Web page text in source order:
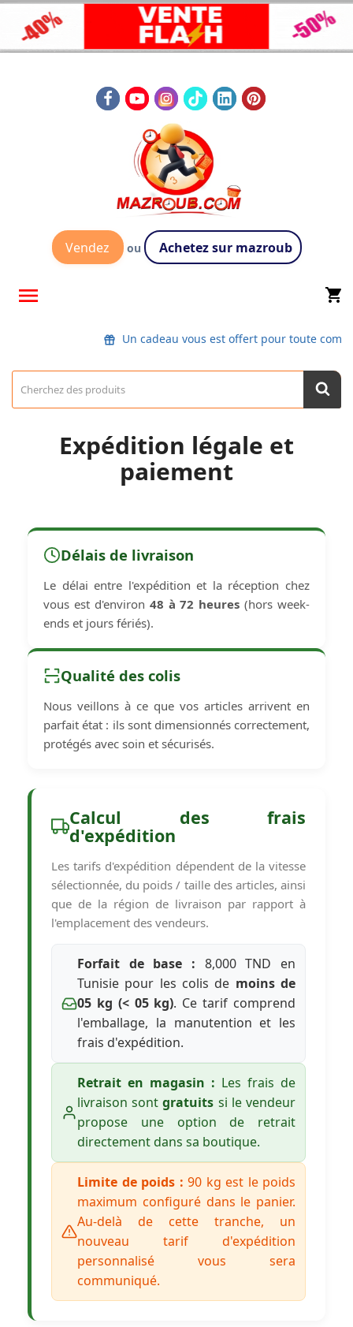
Vendez ou Achetez sur mazroub
 shopping_cart
Un cadeau vous est offert pour toute
Expédition légale et
paiement
Délais de livraison
Le délai entre l'expédition et la réception chez
vous est d'environ 48 à 72 heures (hors week-
ends et jours fériés).
Qualité des colis
Nous veillons à ce que vos articles arrivent en
parfait état : ils sont dimensionnés correctement,
protégés avec soin et sécurisés.
Calcul des frais
d'expédition
Les tarifs d'expédition dépendent de la vitesse
sélectionnée, du poids / taille des articles, ainsi
que de la région de livraison par rapport à
l'emplacement des vendeurs.
Forfait de base : 8,000 TND en
Tunisie pour les colis de moins de
05 kg (< 05 kg). Ce tarif comprend
l'emballage, la manutention et les
frais d'expédition.
Retrait en magasin : Les frais de
livraison sontgratuits si le vendeur
propose une option de retrait
directement dans sa boutique.
Limite de poids : 90 kg est le poids
maximum configuré dans le panier.
Au-delà de cette tranche, un
nouveau tarif d'expédition
personnalisé vous sera
communiqué.